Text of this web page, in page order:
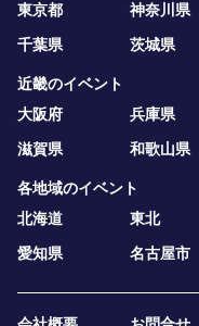
東京都
神奈川県
千葉県
茨城県
近畿のイベント
大阪府
兵庫県
滋賀県
和歌山県
各地域のイベント
北海道
東北
愛知県
名古屋市